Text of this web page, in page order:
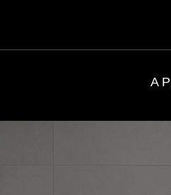
A